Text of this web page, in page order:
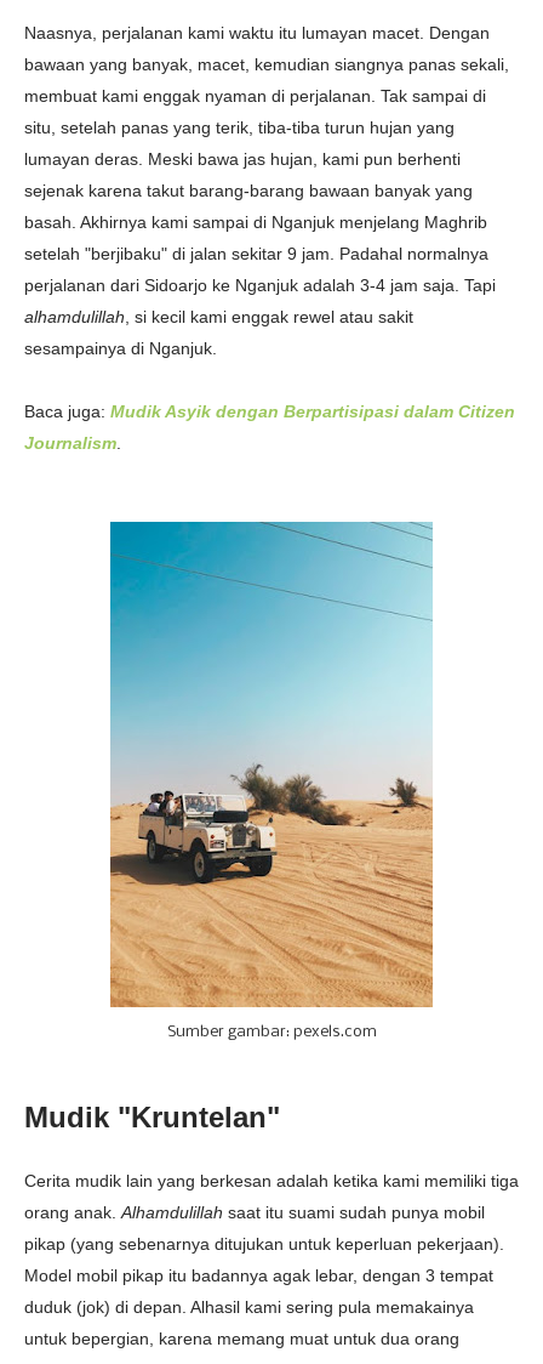
Naasnya, perjalanan kami waktu itu lumayan macet. Dengan
bawaan yang banyak, macet, kemudian siangnya panas sekali,
membuat kami enggak nyaman di perjalanan. Tak sampai di
situ, setelah panas yang terik, tiba-tiba turun hujan yang
lumayan deras. Meski bawa jas hujan, kami pun berhenti
sejenak karena takut barang-barang bawaan banyak yang
basah. Akhirnya kami sampai di Nganjuk menjelang Maghrib
setelah "berjibaku" di jalan sekitar 9 jam. Padahal normalnya
perjalanan dari Sidoarjo ke Nganjuk adalah 3-4 jam saja. Tapi
alhamdulillah , si kecil kami enggak rewel atau sakit
sesampainya di Nganjuk.
Baca juga: Mudik Asyik dengan Berpartisipasi dalam Citizen
Journalism
Sumber gambar: pexels.com
Mudik "Kruntelan"
Cerita mudik lain yang berkesan adalah ketika kami memiliki tiga
orang anak. Alhamdulillah saat itu suami sudah punya mobil
pikap (yang sebenarnya ditujukan untuk keperluan pekerjaan).
Model mobil pikap itu badannya agak lebar, dengan 3 tempat
duduk (jok) di depan. Alhasil kami sering pula memakainya
untuk bepergian, karena memang muat untuk dua orang